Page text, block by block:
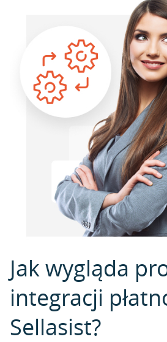
Jak wygląda
integracji
Sellasist?